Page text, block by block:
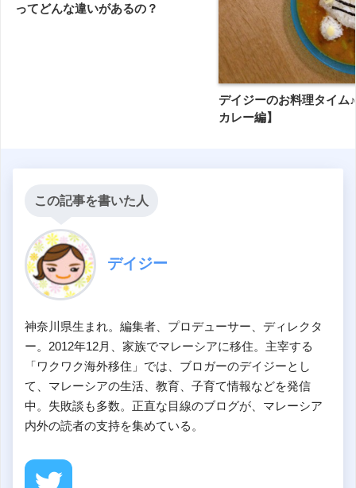
ってどんな違いがあるの？
デイジーのお料理タイム
カレー編】
この記事を書いた人
デイジー
神奈川県生まれ。編集者、プロデューサー、ディレクタ
ー。2012年12月、家族でマレーシアに移住。主宰する
「ワクワク海外移住」では、ブロガーのデイジーとし
て、マレーシアの生活、教育、子育て情報などを発信
中。失敗談も多数。正直な目線のブログが、マレーシア
内外の読者の支持を集めている。